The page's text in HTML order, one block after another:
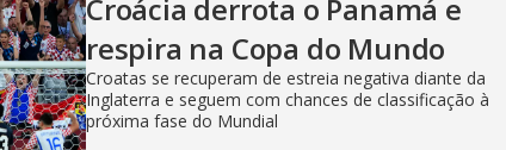
Croácia derrota o Panamá e
respira na Copa do Mundo
Croatas se recuperam de estreia negativa diante da
Inglaterra e seguem com chances de classificação à
próxima fase do Mundial